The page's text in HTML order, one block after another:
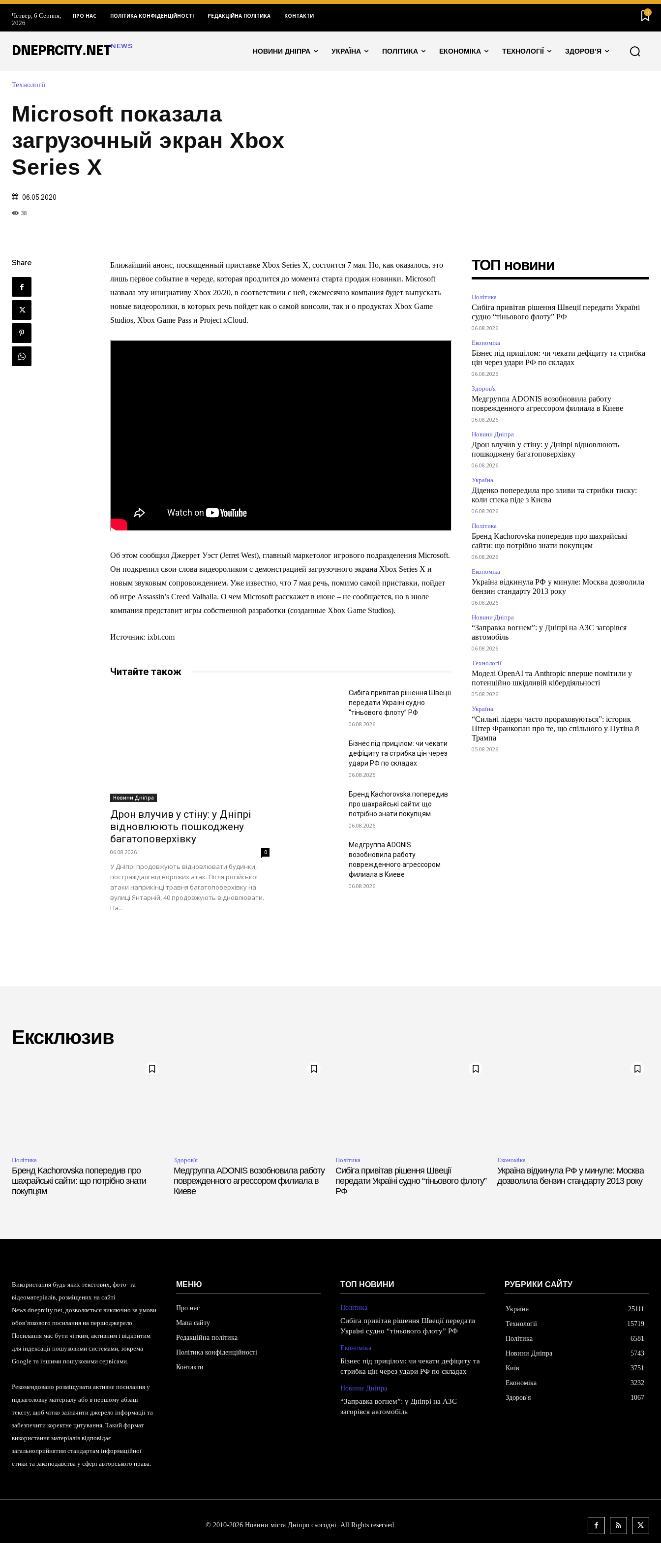
ПРО НАС ПОЛІТИКА КОНФІДЕНЦІЙНОСТІ РЕДАКЦІЙНА ПОЛІТИКА КОНТАКТИ
Четвер, 6 Серпня,
2026
0
DNEPRCITY.NETNEWS
НОВИНИ ДНІПРА УКРАЇНА ПОЛІТИКА ЕКОНОМІКА ТЕХНОЛОГІЇ ЗДОРОВ’Я
Технології
Microsoft показала
загрузочный экран Xbox
Series X
06.05.2020
38
Share
Ближайший анонс, посвященный приставке Xbox Series X, состоится 7 мая. Но, как оказалось, это
лишь первое событие в череде, которая продлится до момента старта продаж новинки. Microsoft
назвала эту инициативу Xbox 20/20, в соответствии с ней, ежемесячно компания будет выпускать
новые видеоролики, в которых речь пойдет как о самой консоли, так и о продуктах Xbox Game
Studios, Xbox Game Pass и Project xCloud.
Об этом сообщил Джеррет Уэст (Jerret West), главный маркетолог игрового подразделения Microsoft.
Он подкрепил свои слова видеороликом с демонстрацией загрузочного экрана Xbox Series X и
новым звуковым сопровождением. Уже известно, что 7 мая речь, помимо самой приставки, пойдет
об игре Assassin’s Creed Valhalla. О чем Microsoft расскажет в июне – не сообщается, но в июле
компания представит игры собственной разработки (созданные Xbox Game Studios).
Источник: ixbt.com
Читайте також
Новини Дніпра
Дрон влучив у стіну: у Дніпрі
відновлюють пошкоджену
багатоповерхівку
06.08.2026 0
У Дніпрі продовжують відновлювати будинки,
постраждалі від ворожих атак. Після російської
атаки наприкінці травня багатоповерхівку на
вулиці Янтарній, 40 продовжують відновлювати.
На...
Сибіга привітав рішення Швеції
передати Україні судно
“тіньового флоту” РФ
06.08.2026
Бізнес під прицілом: чи чекати
дефіциту та стрибка цін через
удари РФ по складах
06.08.2026
Бренд Kachorovska попередив
про шахрайські сайти: що
потрібно знати покупцям
06.08.2026
Медгруппа ADONIS
возобновила работу
поврежденного агрессором
филиала в Киеве
06.08.2026
ТОП новини
Політика
Сибіга привітав рішення Швеції передати Україні
судно “тіньового флоту” РФ
06.08.2026
Економіка
Бізнес під прицілом: чи чекати дефіциту та стрибка
цін через удари РФ по складах
06.08.2026
Здоров'я
Медгруппа ADONIS возобновила работу
поврежденного агрессором филиала в Киеве
06.08.2026
Новини Дніпра
Дрон влучив у стіну: у Дніпрі відновлюють
пошкоджену багатоповерхівку
06.08.2026
Україна
Діденко попередила про зливи та стрибки тиску:
коли спека піде з Києва
06.08.2026
Політика
Бренд Kachorovska попередив про шахрайські
сайти: що потрібно знати покупцям
06.08.2026
Економіка
Україна відкинула РФ у минуле: Москва дозволила
бензин стандарту 2013 року
06.08.2026
Новини Дніпра
“Заправка вогнем”: у Дніпрі на АЗС загорівся
автомобіль
06.08.2026
Технології
Моделі OpenAI та Anthropic вперше помітили у
потенційно шкідливій кібердіяльності
05.08.2026
Україна
“Сильні лідери часто прораховуються”: історик
Пітер Франкопан про те, що спільного у Путіна й
Трампа
05.08.2026
Ексклюзив
Політика
Бренд Kachorovska попередив про
шахрайські сайти: що потрібно знати
покупцям
Здоров'я
Медгруппа ADONIS возобновила работу
поврежденного агрессором филиала в
Киеве
Політика
Сибіга привітав рішення Швеції
передати Україні судно “тіньового флоту”
РФ
Економіка
Україна відкинула РФ у минуле: Москва
дозволила бензин стандарту 2013 року
Використання будь-яких текстових, фото- та
відеоматеріалів, розміщених на сайті
News.dneprcity.net, дозволяється виключно за умови
обов’язкового посилання на першоджерело.
Посилання має бути чітким, активним і відкритим
для індексації пошуковими системами, зокрема
Google та іншими пошуковими сервісами.
Рекомендовано розміщувати активне посилання у
підзаголовку матеріалу або в першому абзаці
тексту, щоб чітко зазначити джерело інформації та
забезпечити коректне цитування. Такий формат
використання матеріалів відповідає
загальноприйнятим стандартам інформаційної
етики та законодавства у сфері авторського права.
МЕНЮ
Про нас
Мапа сайту
Редакційна політика
Політика конфіденційності
Контакти
ТОП НОВИНИ
Політика
Сибіга привітав рішення Швеції передати
Україні судно “тіньового флоту” РФ
Економіка
Бізнес під прицілом: чи чекати дефіциту та
стрибка цін через удари РФ по складах
Новини Дніпра
“Заправка вогнем”: у Дніпрі на АЗС
загорівся автомобіль
РУБРИКИ САЙТУ
Україна
25111
Технології
15719
Політика
6581
Новини Дніпра
5743
Київ
3751
Економіка
3232
Здоров'я
1067
© 2010-2026 Новини міста Дніпро сьогодні. All Rights reserved